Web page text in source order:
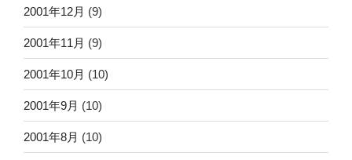
2001年12月 (9)
2001年11月 (9)
2001年10月 (10)
2001年9月 (10)
2001年8月 (10)